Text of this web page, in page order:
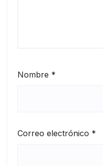
Nombre *
Correo electrónico *